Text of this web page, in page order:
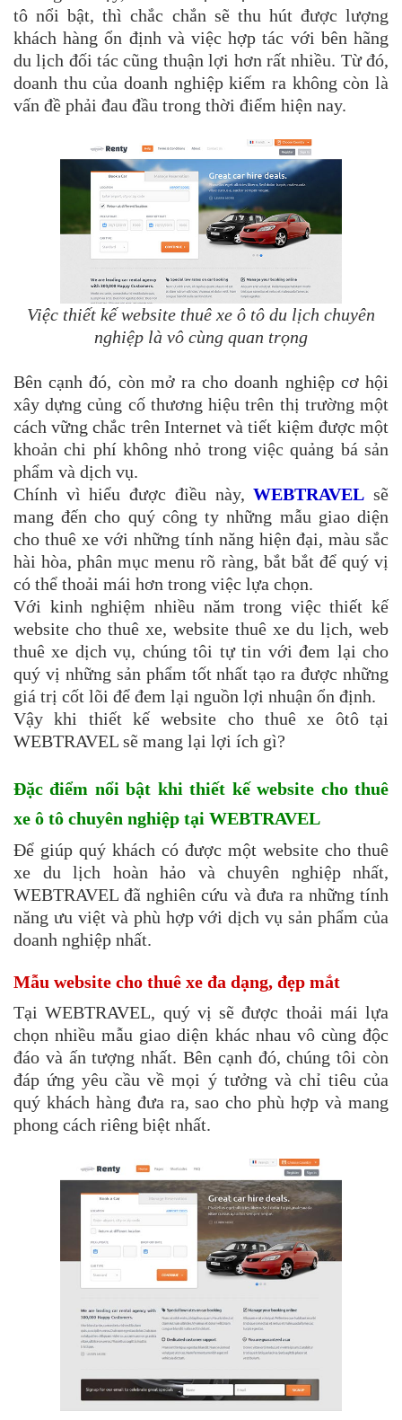
tô nổi bật, thì chắc chắn sẽ thu hút được lượng
khách hàng ổn định và việc hợp tác với bên hãng
du lịch đối tác cũng thuận lợi hơn rất nhiều. Từ đó,
doanh thu của doanh nghiệp kiếm ra không còn là
vấn đề phải đau đầu trong thời điểm hiện nay.
Việc thiết kế website thuê xe ô tô du lịch chuyên
nghiệp là vô cùng quan trọng
Bên cạnh đó, còn mở ra cho doanh nghiệp cơ hội
xây dựng củng cố thương hiệu trên thị trường một
cách vững chắc trên Internet và tiết kiệm được một
khoản chi phí không nhỏ trong việc quảng bá sản
phẩm và dịch vụ.
Chính vì hiểu được điều này,WEBTRAVEL sẽ
mang đến cho quý công ty những mẫu giao diện
cho thuê xe với những tính năng hiện đại, màu sắc
hài hòa, phân mục menu rõ ràng, bắt bắt để quý vị
có thể thoải mái hơn trong việc lựa chọn.
Với kinh nghiệm nhiều năm trong việc thiết kế
website cho thuê xe, website thuê xe du lịch, web
thuê xe dịch vụ, chúng tôi tự tin với đem lại cho
quý vị những sản phẩm tốt nhất tạo ra được những
giá trị cốt lõi để đem lại nguồn lợi nhuận ổn định.
Vậy khi thiết kế website cho thuê xe ôtô tại
WEBTRAVEL sẽ mang lại lợi ích gì?
Đặc điểm nổi bật khithiết kế website cho thuê
xe ô tô chuyên nghiệp tại WEBTRAVEL
Để giúp quý khách có được một website cho thuê
xe du lịch hoàn hảo và chuyên nghiệp nhất,
WEBTRAVEL đã nghiên cứu và đưa ra những tính
năng ưu việt và phù hợp với dịch vụ sản phẩm của
doanh nghiệp nhất.
Mẫu website cho thuê xe đa dạng, đẹp mắt
Tại WEBTRAVEL, quý vị sẽ được thoải mái lựa
chọn nhiều mẫu giao diện khác nhau vô cùng độc
đáo và ấn tượng nhất. Bên cạnh đó, chúng tôi còn
đáp ứng yêu cầu về mọi ý tưởng và chỉ tiêu của
quý khách hàng đưa ra, sao cho phù hợp và mang
phong cách riêng biệt nhất.